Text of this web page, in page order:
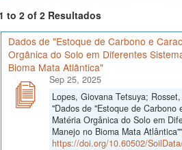
to 2 of 2 Resultados
Dados de "Estoque de Carbono e
Orgânica do Solo em Diferentes
Bioma Mata Atlântica"
Sep 25, 2025
Lopes, Giovana Tetsuya;
"Dados de "Estoque de Carbono
Matéria Orgânica do Solo em
Manejo no Bioma Mata
https://doi.org/10.60502/